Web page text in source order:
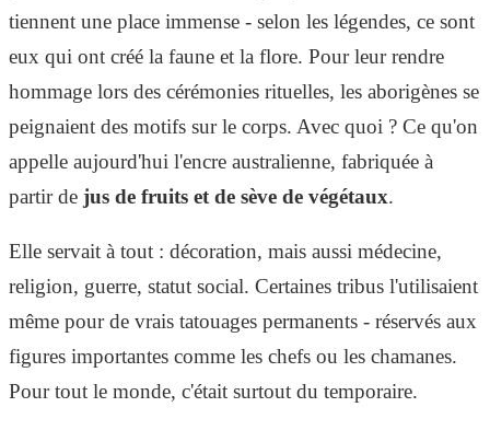
tiennent une place immense - selon les légendes, ce sont
eux qui ont créé la faune et la flore. Pour leur rendre
hommage lors des cérémonies rituelles, les aborigènes se
peignaient des motifs sur le corps. Avec quoi ? Ce qu'on
appelle aujourd'hui l'encre australienne, fabriquée à
partir de jus de fruits et de sève de végétaux.
Elle servait à tout : décoration, mais aussi médecine,
religion, guerre, statut social. Certaines tribus l'utilisaient
même pour de vrais tatouages permanents - réservés aux
figures importantes comme les chefs ou les chamanes.
Pour tout le monde, c'était surtout du temporaire.